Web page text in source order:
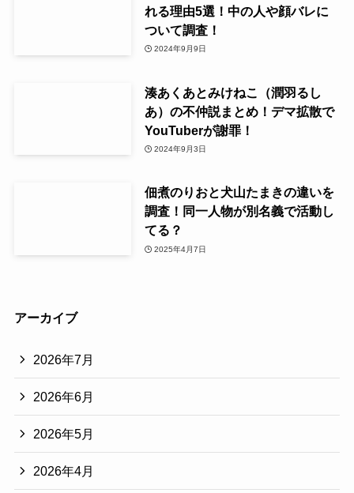
れる理由5選！中の人や顔バレに
ついて調査！
2024年9月9日
湊あくあとみけねこ（潤羽るし
あ）の不仲説まとめ！デマ拡散で
YouTuberが謝罪！
2024年9月3日
佃煮のりおと犬山たまきの違いを
調査！同一人物が別名義で活動し
てる？
2025年4月7日
アーカイブ
2026年7月
2026年6月
2026年5月
2026年4月